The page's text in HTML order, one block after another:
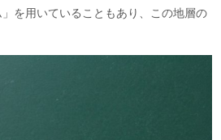
を用いていることもあり、この地層の